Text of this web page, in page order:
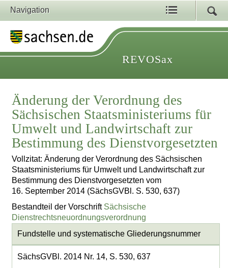
Navigation
REVOSax
Änderung der Verordnung des
Sächsischen Staatsministeriums für
Umwelt und Landwirtschaft zur
Bestimmung des Dienstvorgesetzten
Vollzitat: Änderung der Verordnung des Sächsischen
Staatsministeriums für Umwelt und Landwirtschaft zur
Bestimmung des Dienstvorgesetzten vom
16. September 2014 (SächsGVBl. S. 530, 637)
Bestandteil der Vorschrift Sächsische
Dienstrechtsneuordnungsverordnung
Fundstelle und systematische Gliederungsnummer
SächsGVBl. 2014 Nr. 14, S. 530, 637